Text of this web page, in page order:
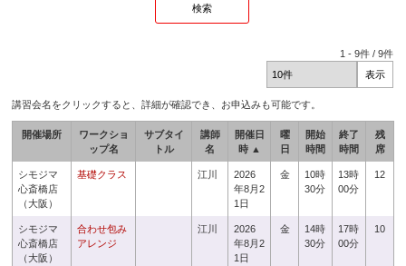
1 -9件 /9件
講習会名をクリックすると、詳細が確認でき、お申込みも可能です。
開催場所
ワークショ
ップ名
サブタイ
トル
講師
名
開催日
時 ▲
曜
日
開始
時間
終了
時間
残
席
シモジマ
心斎橋店
（大阪）
基礎クラス 江川
2026
年8月2
1日
金
10時
30分
13時
00分
12
シモジマ
心斎橋店
（大阪）
合わせ包み
アレンジ
江川
2026
年8月2
1日
金
14時
30分
17時
00分
10